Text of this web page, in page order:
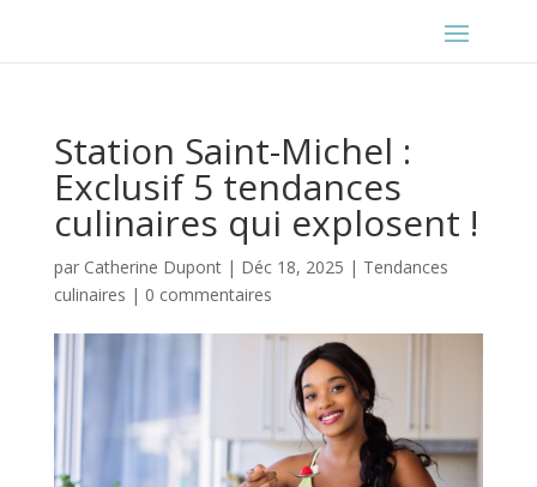
Station Saint-Michel :
Exclusif 5 tendances
culinaires qui explosent !
par Catherine Dupont| Déc 18, 2025 | Tendances
culinaires | 0 commentaires